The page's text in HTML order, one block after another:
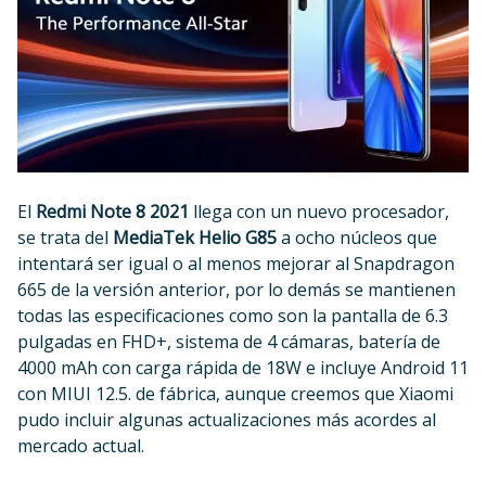
El Redmi Note 8 2021 llega con un nuevo procesador,
se trata del MediaTek Helio G85a ocho núcleos que
intentará ser igual o al menos mejorar al Snapdragon
665 de la versión anterior, por lo demás se mantienen
todas las especificaciones como son la pantalla de 6.3
pulgadas en FHD+, sistema de 4 cámaras, batería de
4000 mAh con carga rápida de 18W e incluye Android 11
con MIUI 12.5. de fábrica, aunque creemos que Xiaomi
pudo incluir algunas actualizaciones más acordes al
mercado actual.